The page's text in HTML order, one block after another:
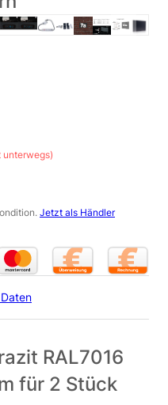
Jetzt als Händler
RAL7016
für 2 Stück